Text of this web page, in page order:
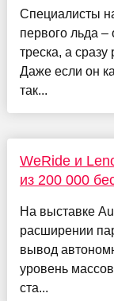
Специалисты
первого льда
треска, а
Даже если он
так...
WeRide и
из 200 000
На выставке
расширении
вывод
уровень
ста...